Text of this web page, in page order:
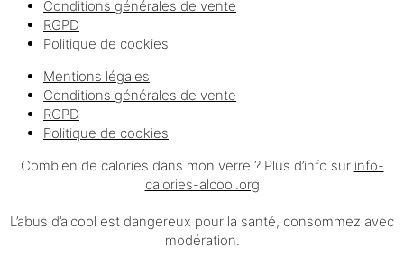
Conditions générales de vente
RGPD
Politique de cookies
Mentions légales
Conditions générales de vente
RGPD
Politique de cookies
Combien de calories dans mon verre ? Plus d’info sur info-
calories-alcool.org
L’abus d’alcool est dangereux pour la santé, consommez avec
modération.